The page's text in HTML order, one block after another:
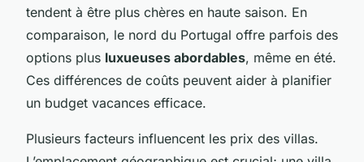
tendent à être plus chères en haute saison. En
comparaison, le nord du Portugal offre parfois des
options plus luxueuses abordables, même en été.
Ces différences de coûts peuvent aider à planifier
un budget vacances efficace.
Plusieurs facteurs influencent les prix des villas.